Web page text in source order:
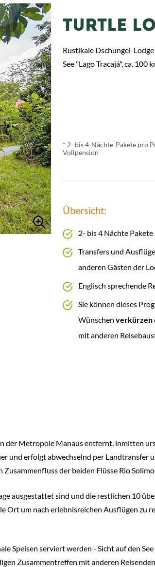
TURTLE
Rustikale Dschungel-
See "Lago Tracajá", ca.
* 2- bis 4-Nächte-Pakete pro
Vollpension
Übersicht:
2- bis 4 Nächte Pakete
Transfers und
anderen Gästen der
Englisch sprechende
Sie können dieses
Wünschen verkürzen
mit anderen
der Metropole Manaus entfernt, inmitten
und erfolgt abwechselnd per Landtransfer
der beiden Flüsse Rio
ausgestattet sind und die restlichen 10
Ort um nach erlebnisreichen Ausflügen zu
Speisen serviert werden - Sicht auf den
Zusammentreffen mit anderen